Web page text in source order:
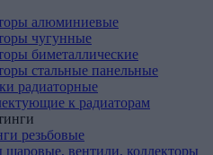
алюминиевые
чугунные
биметаллические
стальные панельные
радиаторные
к радиаторам
резьбовые
шаровые, вентили, коллекторы